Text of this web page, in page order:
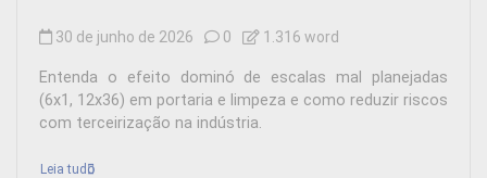
30 de junho de 2026 0 1.316 word
Entenda o efeito dominó de escalas mal planejadas
(6x1, 12x36) em portaria e limpeza e como reduzir riscos
com terceirização na indústria.
Leia tudo